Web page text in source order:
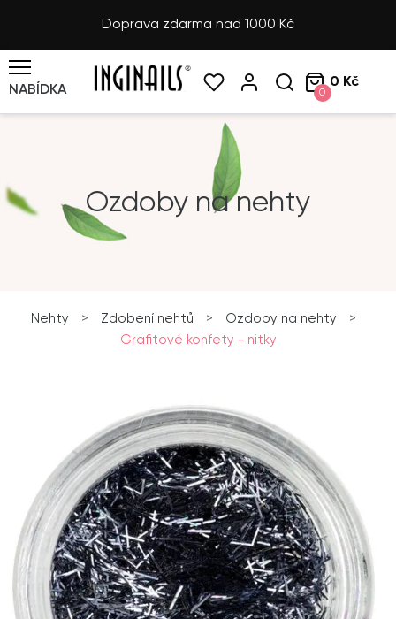
Doprava zdarma nad 1000 Kč
NABÍDKA 0
0 Kč
Ozdoby na nehty
Nehty > Zdobení nehtů > Ozdoby na nehty
>
Grafitové konfety - nitky